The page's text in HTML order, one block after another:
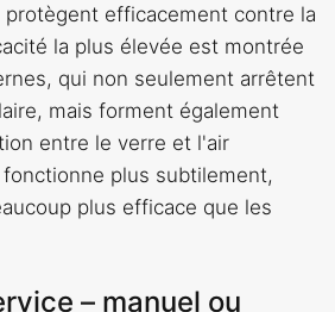
efficacement contre la
la plus élevée est montrée
qui non seulement arrêtent
mais forment également
entre le verre et l'air
plus subtilement,
plus efficace que les
– manuel ou